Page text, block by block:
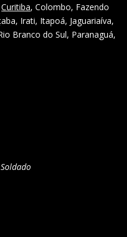
Curitiba, Colombo, Fazendo
Irati, Itapoá, Jaguariaíva,
Branco do Sul, Paranaguá,